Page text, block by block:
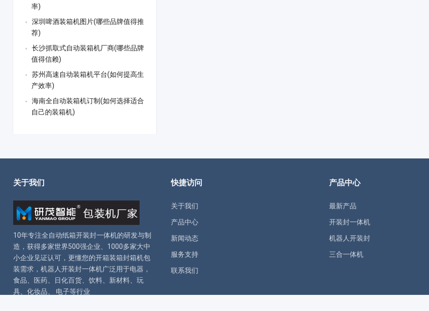
率)
深圳啤酒装箱机图片(哪些品牌值得推
荐)
长沙抓取式自动装箱机厂商(哪些品牌
值得信赖)
苏州高速自动装箱机平台(如何提高生
产效率)
海南全自动装箱机订制(如何选择适合
自己的装箱机)
关于我们
10年专注全自动纸箱开装封一体机的研发与制
造，获得多家世界500强企业、1000多家大中
小企业见证认可，更懂您的开箱装箱封箱机包
装需求， 机器人开装封一体机广泛用于电器，
食品、医药、日化百货、饮料、新材料、玩
具、化妆品、 电子等行业
快捷访问
关于我们
产品中心
新闻动态
服务支持
联系我们
产品中心
最新产品
开装封一体机
机器人开装封
三合一体机